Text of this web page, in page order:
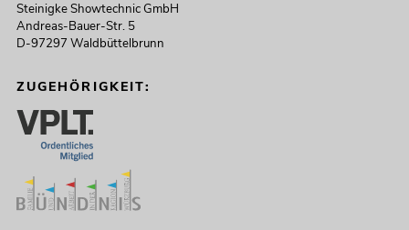
Steinigke Showtechnic GmbH
Andreas-Bauer-Str. 5
D-97297 Waldbüttelbrunn
ZUGEHÖRIGKEIT: